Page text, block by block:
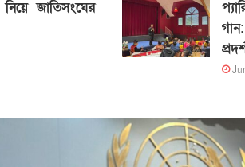
নিয়ে জাতিসংঘের